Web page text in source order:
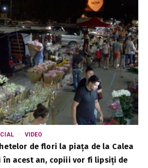
VIDEO
de flori la piața de la Calea
în acest an, copiii vor fi lipsiți de